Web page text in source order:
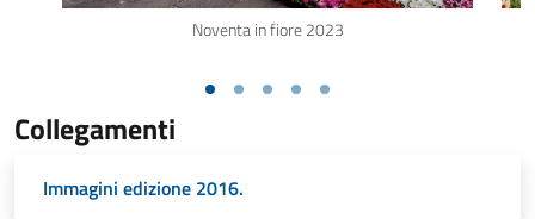
Noventa in fiore 2023
Collegamenti
Immagini edizione 2016.